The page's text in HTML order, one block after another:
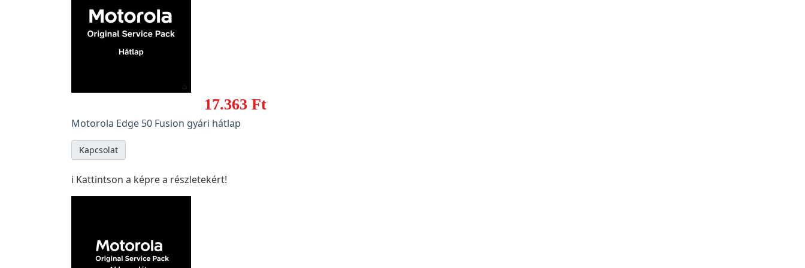
17.363 Ft
Motorola Edge 50 Fusion gyári hátlap
Kapcsolat
ℹ️ Kattintson a képre a részletekért!